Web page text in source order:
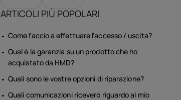
ARTICOLI PIÙ POPOLARI
Come faccio a effettuare l'accesso / uscita?
Qual è la garanzia su un prodotto che ho
acquistato da HMD?
Quali sono le vostre opzioni di riparazione?
Quali comunicazioni riceverò riguardo al mio